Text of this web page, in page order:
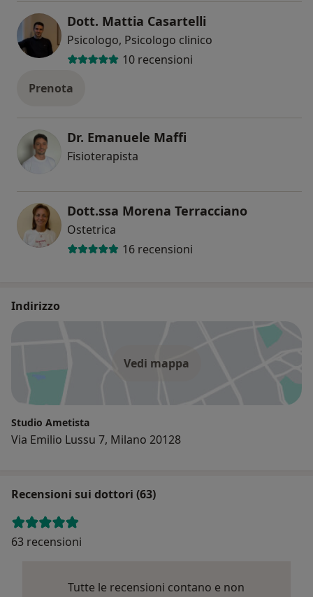
Dott. Mattia Casartelli
Psicologo, Psicologo clinico
10 recensioni
Prenota
Dr. Emanuele Maffi
Fisioterapista
Dott.ssa Morena Terracciano
Ostetrica
16 recensioni
Indirizzo
Vedi mappa
Studio Ametista
Via Emilio Lussu 7, Milano 20128
Recensioni sui dottori (63)
63 recensioni
Tutte le recensioni contano e non